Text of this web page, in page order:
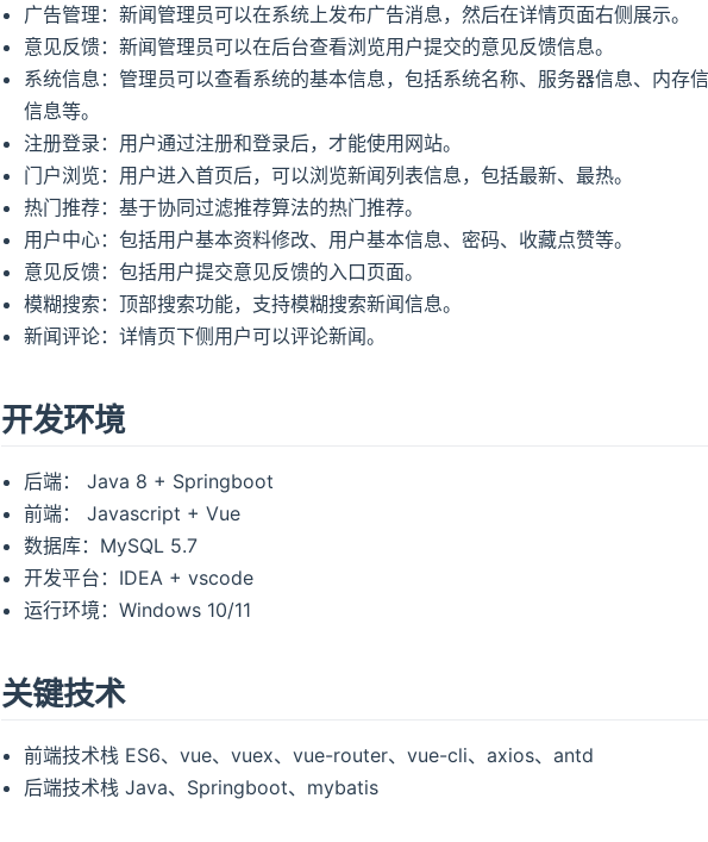
广告管理：新闻管理员可以在系统上发布广告消息，然后在详情页面右侧展示。
意见反馈：新闻管理员可以在后台查看浏览用户提交的意见反馈信息。
系统信息：管理员可以查看系统的基本信息，包括系统名称、服务器信息、内存
信息等。
注册登录：用户通过注册和登录后，才能使用网站。
门户浏览：用户进入首页后，可以浏览新闻列表信息，包括最新、最热。
热门推荐：基于协同过滤推荐算法的热门推荐。
用户中心：包括用户基本资料修改、用户基本信息、密码、收藏点赞等。
意见反馈：包括用户提交意见反馈的入口页面。
模糊搜索：顶部搜索功能，支持模糊搜索新闻信息。
新闻评论：详情页下侧用户可以评论新闻。
开发环境
后端： Java 8 + Springboot
前端： Javascript + Vue
数据库：MySQL 5.7
开发平台：IDEA + vscode
运行环境：Windows 10/11
关键技术
前端技术栈 ES6、vue、vuex、vue-router、vue-cli、axios、antd
后端技术栈 Java、Springboot、mybatis